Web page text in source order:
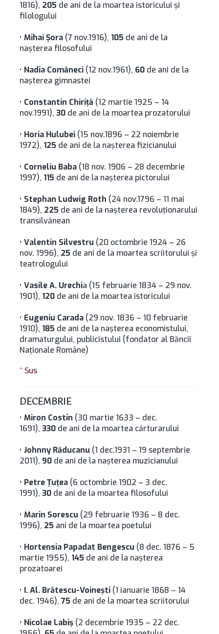
1816), 205 de ani de la moartea istoricului şi
filologului
• Mihai Şora (7 nov.1916), 105 de ani de la
naşterea filosofului
• Nadia Comăneci (12 nov.1961), 60 de ani de la
naşterea gimnastei
• Constantin Chiriţă (12 martie 1925 – 14
nov.1991), 30 de ani de la moartea prozatorului
• Horia Hulubei (15 nov.1896 – 22 noiembrie
1972), 125 de ani de la naşterea fizicianului
• Corneliu Baba (18 nov. 1906 – 28 decembrie
1997), 115 de ani de la naşterea pictorului
• Stephan Ludwig Roth (24 nov.1796 – 11 mai
1849), 225 de ani de la naşterea revoluţionarului
transilvănean
• Valentin Silvestru (20 octombrie 1924 – 26
nov. 1996), 25 de ani de la moartea scriitorului şi
teatrologului
• Vasile A. Urechia (15 februarie 1834 – 29 nov.
1901), 120 de ani de la moartea istoricului
• Eugeniu Carada (29 nov. 1836 – 10 februarie
1910), 185 de ani de la naşterea economistului,
dramaturgului, publicistului (fondator al Băncii
Naţionale Române)
^ Sus
DECEMBRIE
• Miron Costin (30 martie 1633 – dec.
1691), 330 de ani de la moartea cărturarului
• Johnny Răducanu (1 dec.1931 – 19 septembrie
2011), 90 de ani de la naşterea muzicianului
• Petre Ţuţea (6 octombrie 1902 – 3 dec.
1991), 30 de ani de la moartea filosofului
• Marin Sorescu (29 februarie 1936 – 8 dec.
1996), 25 ani de la moartea poetului
• Hortensia Papadat Bengescu (8 dec. 1876 – 5
martie 1955), 145 de ani de la naşterea
prozatoarei
• I. Al. Brătescu-Voineşti (1 ianuarie 1868 – 14
dec. 1946), 75 de ani de la moartea scriitorului
• Nicolae Labiş (2 decembrie 1935 – 22 dec.